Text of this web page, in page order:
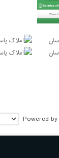
Powered by